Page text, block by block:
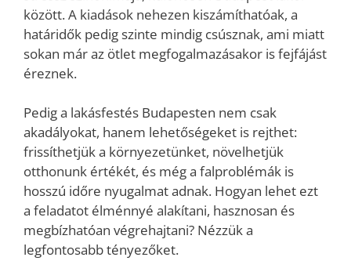
között. A kiadások nehezen kiszámíthatóak, a
határidők pedig szinte mindig csúsznak, ami miatt
sokan már az ötlet megfogalmazásakor is fejfájást
éreznek.
Pedig a lakásfestés Budapesten nem csak
akadályokat, hanem lehetőségeket is rejthet:
frissíthetjük a környezetünket, növelhetjük
otthonunk értékét, és még a falproblémák is
hosszú időre nyugalmat adnak. Hogyan lehet ezt
a feladatot élménnyé alakítani, hasznosan és
megbízhatóan végrehajtani? Nézzük a
legfontosabb tényezőket.